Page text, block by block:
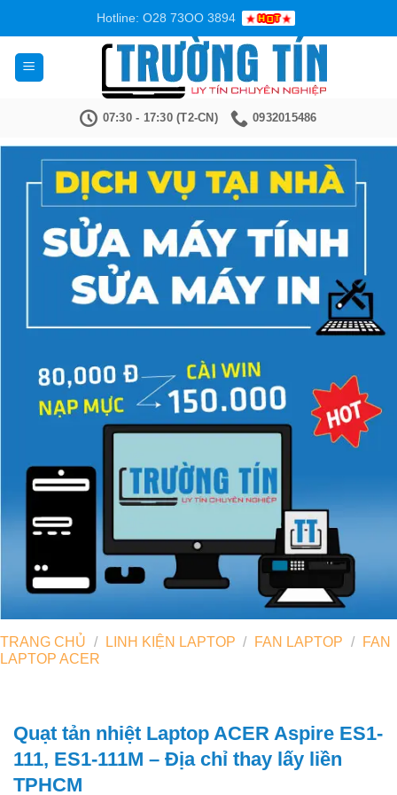
nội
dung
Hotline: O28 73OO 3894
07:30 - 17:30 (T2-CN) 0932015486
TRANG CHỦ / LINH KIỆN LAPTOP / FAN LAPTOP /
FAN
LAPTOP ACER
Quạt tản nhiệt Laptop ACER Aspire ES1-
111, ES1-111M – Địa chỉ thay lấy liền
TPHCM